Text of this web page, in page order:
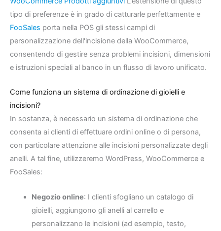
tipo di preferenze è in grado di catturarle perfettamente e
FooSales porta nella POS gli stessi campi di
personalizzazione dell'incisione della WooCommerce,
consentendo di gestire senza problemi incisioni, dimensioni
e istruzioni speciali al banco in un flusso di lavoro unificato.
Come funziona un sistema di ordinazione di gioielli e
incisioni?
In sostanza, è necessario un sistema di ordinazione che
consenta ai clienti di effettuare ordini online o di persona,
con particolare attenzione alle incisioni personalizzate degli
anelli. A tal fine, utilizzeremo WordPress, WooCommerce e
FooSales:
Negozio online: I clienti sfogliano un catalogo di
gioielli, aggiungono gli anelli al carrello e
personalizzano le incisioni (ad esempio, testo,